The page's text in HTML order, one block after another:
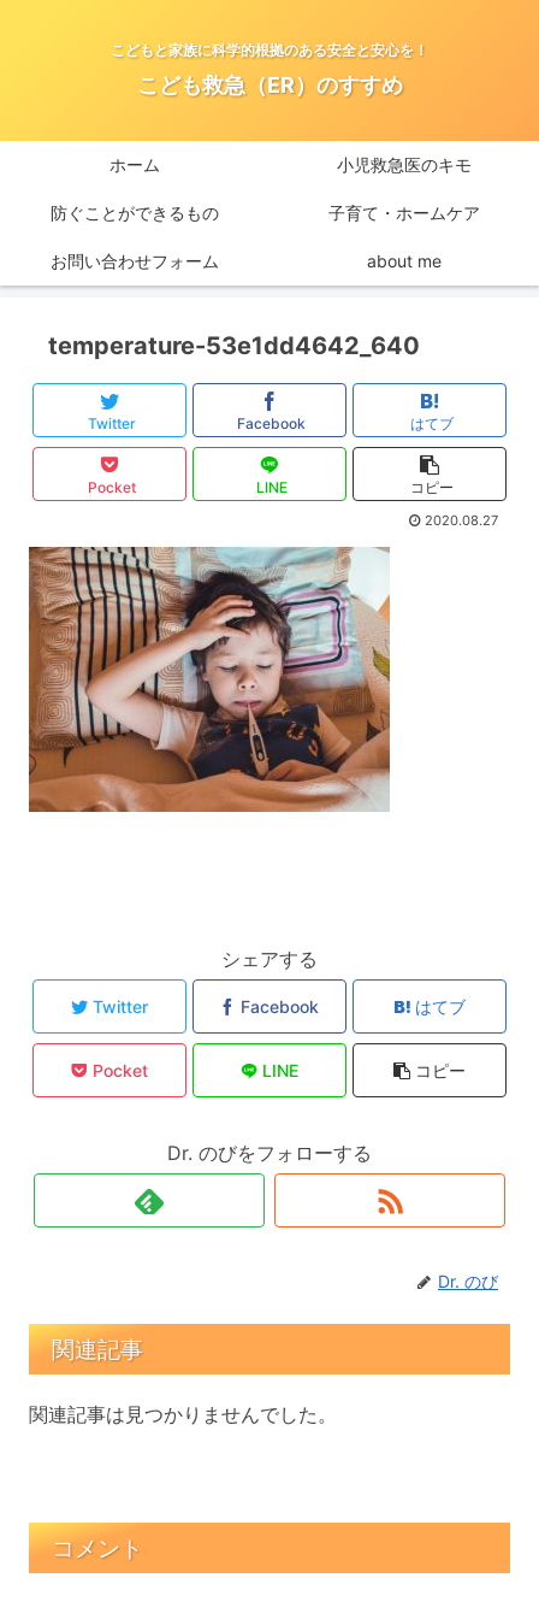
こどもと家族に科学的根拠のある安全と安心を！
こども救急（ER）のすすめ
ホーム 小児救急医のキモ
防ぐことができるもの 子育て・ホームケア
お問い合わせフォーム about me
temperature-53e1dd4642_640
Twitter Facebook はてブ
Pocket LINE コピー
2020.08.27
シェアする
Twitter Facebook はてブ
Pocket LINE コピー
Dr. のびをフォローする
Dr. のび
関連記事
関連記事は見つかりませんでした。
コメント